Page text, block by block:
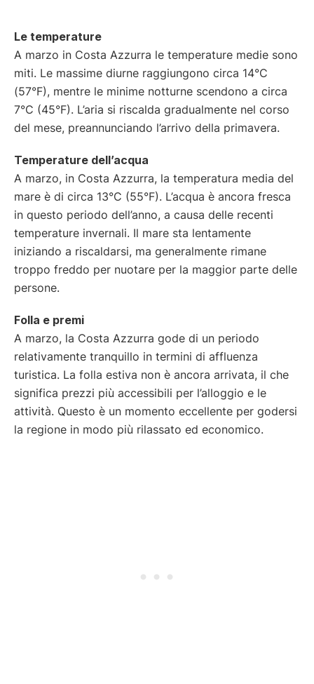
Le temperature
A marzo in Costa Azzurra le temperature medie sono
miti. Le massime diurne raggiungono circa 14°C
(57°F), mentre le minime notturne scendono a circa
7°C (45°F). L’aria si riscalda gradualmente nel corso
del mese, preannunciando l’arrivo della primavera.
Temperature dell’acqua
A marzo, in Costa Azzurra, la temperatura media del
mare è di circa 13°C (55°F). L’acqua è ancora fresca
in questo periodo dell’anno, a causa delle recenti
temperature invernali. Il mare sta lentamente
iniziando a riscaldarsi, ma generalmente rimane
troppo freddo per nuotare per la maggior parte delle
persone.
Folla e premi
A marzo, la Costa Azzurra gode di un periodo
relativamente tranquillo in termini di affluenza
turistica. La folla estiva non è ancora arrivata, il che
significa prezzi più accessibili per l’alloggio e le
attività. Questo è un momento eccellente per godersi
la regione in modo più rilassato ed economico.